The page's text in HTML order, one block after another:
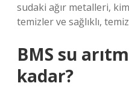
sudaki ağır metalleri,
temizler ve sağlıklı,
BMS su
kadar?